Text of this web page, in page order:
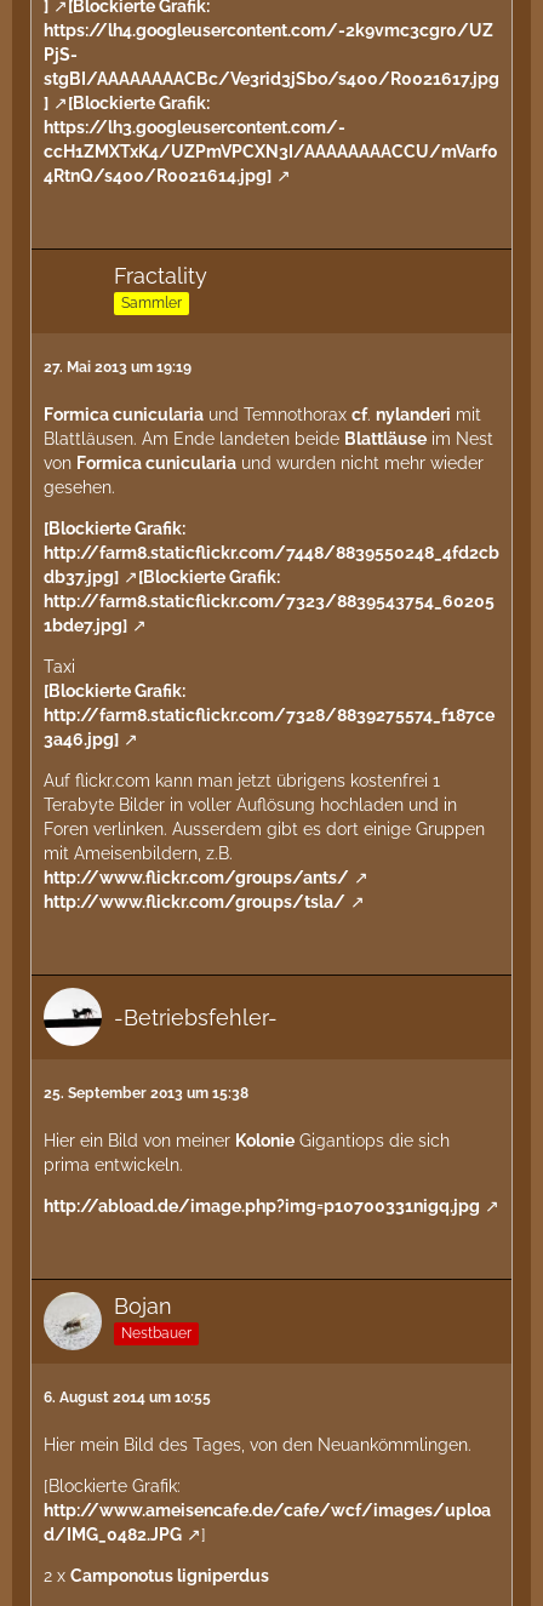
]
[Blockierte Grafik:
https://lh4.googleusercontent.com/-2k9vmc3cgr0/UZ
PjS-
stgBI/AAAAAAAACBc/Ve3rid3jSbo/s400/R0021617.jpg
]
[Blockierte Grafik:
https://lh3.googleusercontent.com/-
ccH1ZMXTxK4/UZPmVPCXN3I/AAAAAAAACCU/mVarf0
4RtnQ/s400/R0021614.jpg]
Fractality
Sammler
27. Mai 2013 um 19:19
Formica cunicularia und Temnothorax cf. nylanderi mit
Blattläusen. Am Ende landeten beide Blattläuse im Nest
von Formica cunicularia und wurden nicht mehr wieder
gesehen.
[Blockierte Grafik:
http://farm8.staticflickr.com/7448/8839550248_4fd2cb
db37.jpg]
[Blockierte Grafik:
http://farm8.staticflickr.com/7323/8839543754_60205
1bde7.jpg]
Taxi
[Blockierte Grafik:
http://farm8.staticflickr.com/7328/8839275574_f187ce
3a46.jpg]
Auf flickr.com kann man jetzt übrigens kostenfrei 1
Terabyte Bilder in voller Auflösung hochladen und in
Foren verlinken. Ausserdem gibt es dort einige Gruppen
mit Ameisenbildern, z.B.
http://www.flickr.com/groups/ants/
http://www.flickr.com/groups/tsla/
-Betriebsfehler-
25. September 2013 um 15:38
Hier ein Bild von meiner Kolonie Gigantiops die sich
prima entwickeln.
http://abload.de/image.php?img=p10700331nigq.jpg
Bojan
Nestbauer
6. August 2014 um 10:55
Hier mein Bild des Tages, von den Neuankömmlingen.
[Blockierte Grafik:
http://www.ameisencafe.de/cafe/wcf/images/uploa
d/IMG_0482.JPG
]
2 x Camponotus ligniperdus